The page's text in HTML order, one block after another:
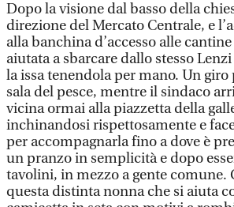
Dopo la visione dal basso della
direzione del Mercato Centrale, e
alla banchina d’accesso alle
aiutata a sbarcare dallo stesso
la issa tenendola per mano. Un giro
sala del pesce, mentre il sindaco
vicina ormai alla piazzetta della
inchinandosi rispettosamente e
per accompagnarla fino a dove è
un pranzo in semplicità e dopo
tavolini, in mezzo a gente comune.
questa distinta nonna che si aiuta